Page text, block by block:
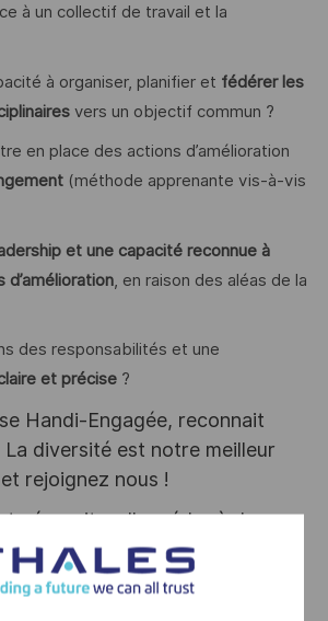
à un collectif de travail et la
à organiser, planifier et fédérer les
vers un objectif commun ?
en place des actions d’amélioration
(méthode apprenante vis-à-vis
et une capacité reconnue à
d’amélioration, en raison des aléas de la
des responsabilités et une
et précise?
Handi-Engagée, reconnait
diversité est notre meilleur
rejoignez nous !
nécessiter d'accéder à des
du secret de la défense
retenue fera l'objet d'une
conformément aux